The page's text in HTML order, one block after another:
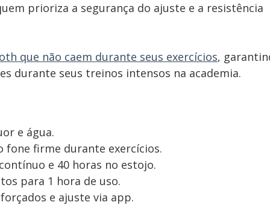
prioriza a segurança do ajuste e a resistência
que não caem durante seus exercícios,
durante seus treinos intensos na academia.
e água.
firme durante exercícios.
e 40 horas no estojo.
para 1 hora de uso.
e ajuste via app.